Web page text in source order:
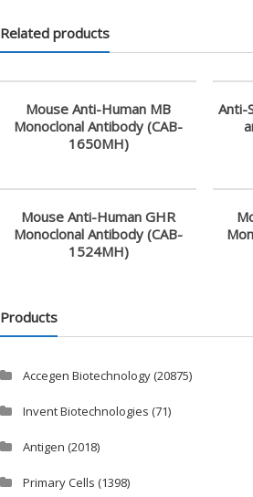
最
專
學
供
應
商
Related products
Mouse Anti-Human MB
Monoclonal Antibody (CAB-
1650MH)
Anti-
Mouse Anti-Human GHR
Monoclonal Antibody (CAB-
1524MH)
Products
Accegen Biotechnology(20875)
Invent Biotechnologies (71)
Antigen (2018)
Primary Cells (1398)